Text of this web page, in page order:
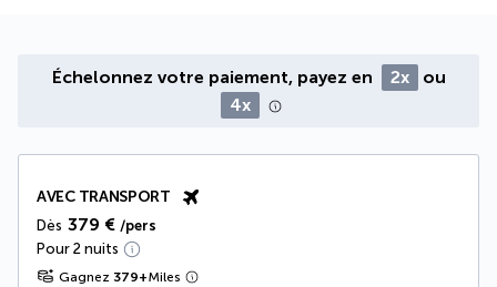
Échelonnez votre paiement, payez en 2x
ou
4x
AVEC TRANSPORT
Dès 379 € /pers
Pour 2 nuits
Gagnez 379+Miles